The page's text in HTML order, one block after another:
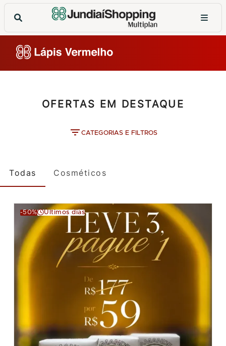
OFERTAS EM DESTAQUE
CATEGORIAS E FILTROS
Todas Cosméticos
-50% Últimos dias